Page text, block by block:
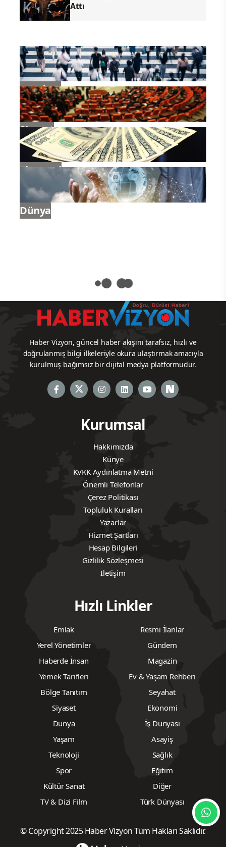
Attı
Gündem
Siyaset
Ekonomi
Dünya
Haber Vizyon, güncel haber akışını tarafsız, hızlı ve
doğrulanmış bilgi ilkeleriyle okura ulaştırmak amacıyla
kurulmuş bağımsız bir dijital medya platformudur.
Kurumsal
Hakkımızda
Künye
KVKK Aydınlatma Metni
Önemli Telefonlar
Çerez Politikası
Topluluk Kuralları
Yazarlar
Hizmet Şartları
Hesap Bilgileri
Gizlilik Sözleşmesi
İletişim
Hızlı Linkler
Emlak
Resmi İlanlar
Yerel Yönetimler
Gündem
Haberde İnsan
Magazin
Yemek Tarifleri
Ev & Yaşam Rehberi
Bölge Tanıtım
Seyahat
Siyaset
Ekonomi
Dünya
İş Dünyası
Yaşam
Asayiş
Teknoloji
Sağlık
Spor
Eğitim
Kültür Sanat
Diğer
TV & Dizi Film
Türk Dünyası
© Copyright 2025 Haber Vizyon Tüm Hakları Saklıdır.